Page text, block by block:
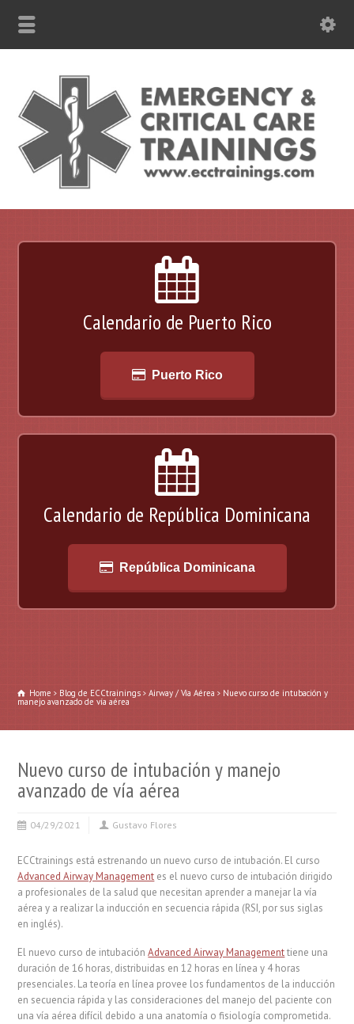
Calendario de Puerto Rico
Puerto Rico
Calendario de República Dominicana
República Dominicana
Home Blog de ECCtrainings Airway / Vía Aérea Nuevo curso de intubación y
manejo avanzado de vía aérea
Nuevo curso de intubación y manejo
avanzado de vía aérea
04/29/2021 Gustavo Flores
ECCtrainings está estrenando un nuevo curso de intubación. El curso
Advanced Airway Management es el nuevo curso de intubación dirigido
a profesionales de la salud que necesitan aprender a manejar la vía
aérea y a realizar la inducción en secuencia rápida (RSI, por sus siglas
en inglés).
El nuevo curso de intubaciónAdvanced Airway Managementtiene una
duración de 16 horas, distribuidas en 12 horas en línea y 4 horas
presenciales. La teoría en línea provee los fundamentos de la inducción
en secuencia rápida y las consideraciones del manejo del paciente con
una vía aérea difícil debido a una anatomía o fisiología comprometida.